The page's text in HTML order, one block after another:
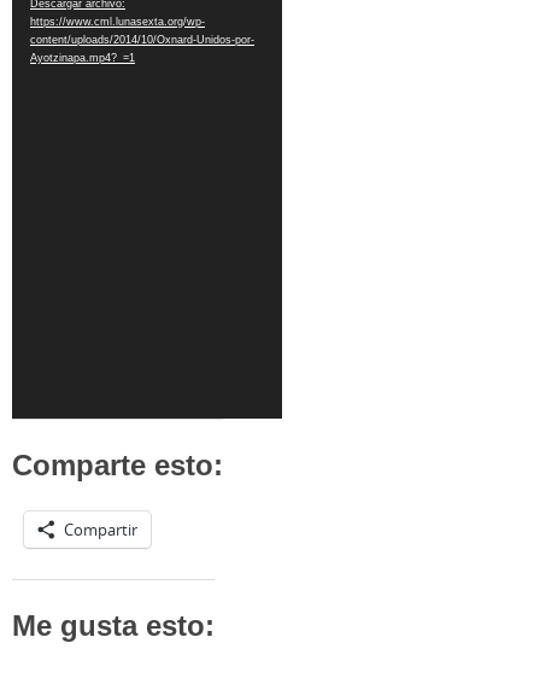
vídeo
Descargar archivo:
https://www.cml.lunasexta.org/wp-
content/uploads/2014/10/Oxnard-Unidos-por-
Ayotzinapa.mp4?_=1
Comparte esto:
Compartir
Me gusta esto: